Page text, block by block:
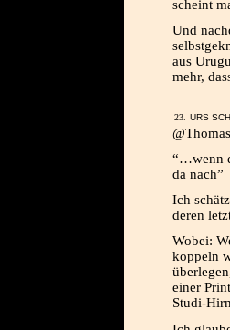
scheint
Und
aus
mehr,
URS
@Thomas
“…wenn
da nach”
Ich
deren
Wobei:
koppeln
einer
Studi-